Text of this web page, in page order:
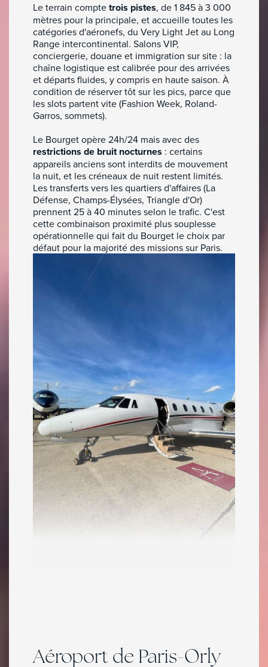
Le terrain comptetrois pistes, de 1 845 à 3 000
mètres pour la principale, et accueille toutes les
catégories d'aéronefs, du Very Light Jet au Long
Range intercontinental. Salons VIP,
conciergerie, douane et immigration sur site : la
chaîne logistique est calibrée pour des arrivées
et départs fluides, y compris en haute saison. À
condition de réserver tôt sur les pics, parce que
les slots partent vite (Fashion Week, Roland-
Garros, sommets).
Le Bourget opère 24h/24 mais avec des
restrictions de bruit nocturnes : certains
appareils anciens sont interdits de mouvement
la nuit, et les créneaux de nuit restent limités.
Les transferts vers les quartiers d'affaires (La
Défense, Champs-Élysées, Triangle d'Or)
prennent 25 à 40 minutes selon le trafic. C'est
cette combinaison proximité plus souplesse
opérationnelle qui fait du Bourget le choix par
défaut pour la majorité des missions sur Paris.
Aéroport de Paris-Orly